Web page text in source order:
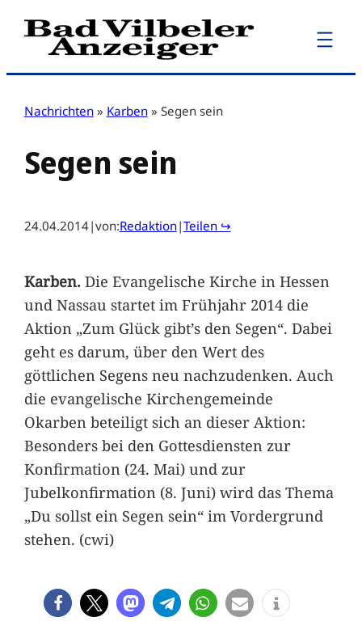
Zum
Inhalt
Nachrichten » Karben » Segen sein
Segen sein
24.04.2014|von:Redaktion|Teilen ↪
Karben.Die Evangelische Kirche in Hessen
und Nassau startet im Frühjahr 2014 die
Aktion „Zum Glück gibt’s den Segen“. Dabei
geht es darum, über den Wert des
göttlichen Segens neu nachzudenken. Auch
die evangelische Kirchengemeinde
Okarben beteiligt sich an dieser Aktion:
Besonders bei den Gottesdiensten zur
Konfirmation (24. Mai) und zur
Jubelkonfirmation (8. Juni) wird das Thema
„Du sollst ein Segen sein“ im Vordergrund
stehen. (cwi)